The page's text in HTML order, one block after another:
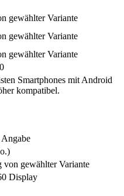
gewählter Variante
gewählter Variante
gewählter Variante
Smartphones mit Android
kompatibel.
von gewählter Variante
Display